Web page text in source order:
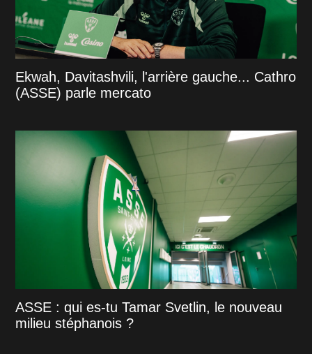
Ekwah, Davitashvili, l'arrière gauche... Cathro
(ASSE) parle mercato
ASSE : qui es-tu Tamar Svetlin, le nouveau
milieu stéphanois ?